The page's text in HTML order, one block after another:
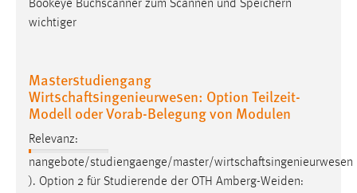
Bookeye Buchscanner zum Scannen und Speichern
wichtiger
Masterstudiengang
Wirtschaftsingenieurwesen: Option Teilzeit-
Modell oder Vorab-Belegung von Modulen
Relevanz:
nangebote/studiengaenge/master/wirtschaftsingenieurwesen
). Option 2 für Studierende der OTH Amberg-Weiden: